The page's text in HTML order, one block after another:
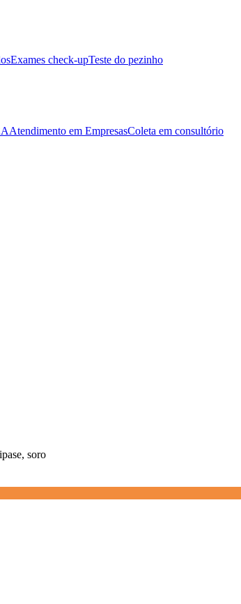
Exames check-upTeste do pezinho
Atendimento em EmpresasColeta em consultório
soro